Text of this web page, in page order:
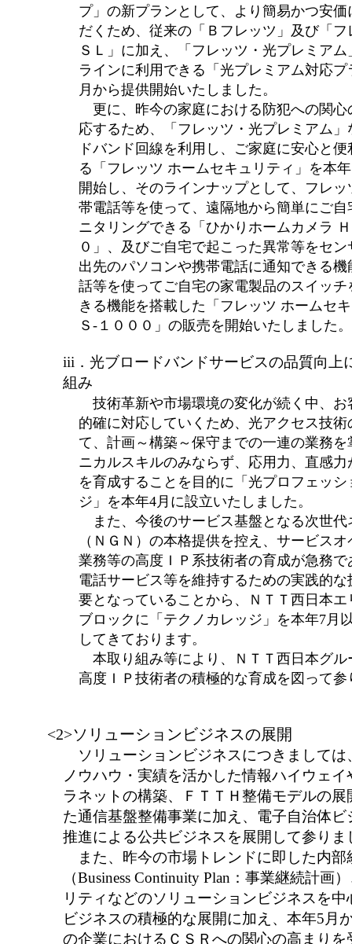
プ」の新プランとして、より簡易かつ安価
だくため、従来の「Ｂフレッツ」及び「フ
ＳＬ」に加え、「フレッツ・光プレミア
ラインに利用できる「光プレミアム対応プ
月から提供開始いたしました。
更に、昨今の家庭における防犯への関心
応するため、「フレッツ・光プレミアム」
ドバンド回線を利用し、ご家庭に安心と
る「フレッツ ホームセキュリティ」を本
開始し、そのラインナップとして、フレ
帯電話等を使って、遠隔地から簡単にご自
ニタリングできる「ひかりホームカメラ
０」、及びご自宅で起こった異常等をセ
出先のパソコンや携帯電話に通知できる機
話等を使ってご自宅の家電製品のスイッチ
きる機能を搭載した「フレッツ ホームセ
Ｓ-１０００」の販売を開始いたしました。
iii．光ブロードバンドサービスの品質向上
組み
技術革新や市場環境の変化が続く中、お
的確に対応していくため、光アクセス技術
て、計画～構築～保守までの一連の業務を
ニカルスキルのみならず、応用力、直感力
を育成することを目的に「光プロフェッ
ジ」を本年4月に設立いたしました。
また、今後のサービス基盤となる次世代
（ＮＧＮ）の本格提供を控え、サービス
業務等の高度ＩＰ系技術者の育成が急務で
電話サービス等を維持するための実践的な
要となっていることから、ＮＴＴ西日本エ
ブロックに「テクノカレッジ」を本年7月
してきております。
本取り組み等により、ＮＴＴ西日本グル
高度ＩＰ技術者の積極的な育成を図って参
<2>ソリューションビジネスの展開
ソリューションビジネスにつきましては
ノウハウ・実績を活かした情報ハイウェ
ラネットの構築、ＦＴＴＨ整備モデルの展
た通信基盤整備事業に加え、電子自治体ビ
推進による公共ビジネスを展開して参りま
また、昨今の市場トレンドに即した内部
（Business Continuity Plan：事業継続計画
リティなどのソリューションビジネスを中
ビジネスの積極的な展開に加え、本年5月
の企業におけるＣＳＲへの関心の高まりを